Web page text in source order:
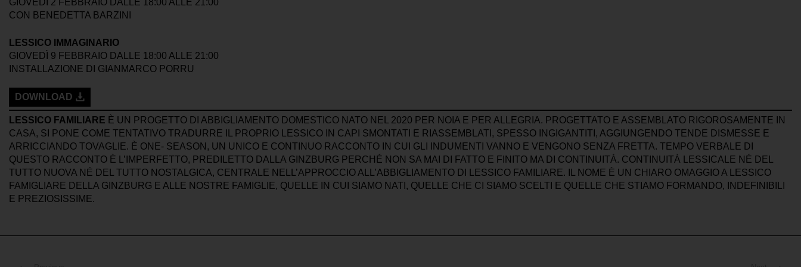
CON BENEDETTA BARZINI
LESSICO IMMAGINARIO
GIOVEDÌ 9 FEBBRAIO DALLE 18:00 ALLE 21:00
INSTALLAZIONE DI GIANMARCO PORRU
DOWNLOAD
LESSICO FAMILIARE È UN PROGETTO DI ABBIGLIAMENTO DOMESTICO NATO NEL 2020 PER NOIA E PER ALLEGRIA. PROGETTATO E ASSEMBLATO RIGOROSAMENTE IN
CASA, SI PONE COME TENTATIVO TRADURRE IL PROPRIO LESSICO IN CAPI SMONTATI E RIASSEMBLATI, SPESSO INGIGANTITI, AGGIUNGENDO TENDE DISMESSE E
ARRICCIANDO TOVAGLIE. È ONE- SEASON, UN UNICO E CONTINUO RACCONTO IN CUI GLI INDUMENTI VANNO E VENGONO SENZA FRETTA. TEMPO VERBALE DI
QUESTO RACCONTO È L’IMPERFETTO, PREDILETTO DALLA GINZBURG PERCHÉ NON SA MAI DI FATTO E FINITO MA DI CONTINUITÀ. CONTINUITÀ LESSICALE NÉ DEL
TUTTO NUOVA NÉ DEL TUTTO NOSTALGICA, CENTRALE NELL’APPROCCIO ALL’ABBIGLIAMENTO DI LESSICO FAMILIARE. IL NOME È UN CHIARO OMAGGIO A LESSICO
FAMIGLIARE DELLA GINZBURG E ALLE NOSTRE FAMIGLIE, QUELLE IN CUI SIAMO NATI, QUELLE CHE CI SIAMO SCELTI E QUELLE CHE STIAMO FORMANDO, INDEFINIBILI
E PREZIOSISSIME.